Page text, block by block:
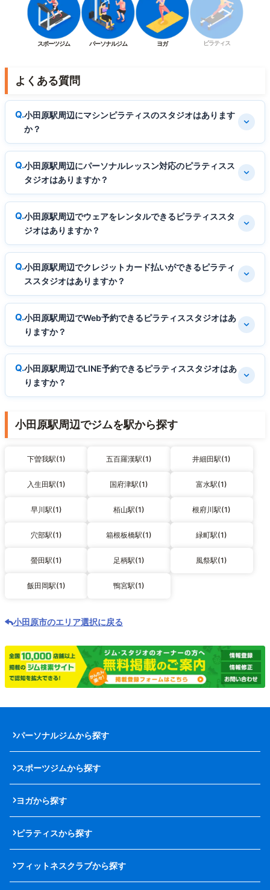
スポーツジム パーソナルジム ヨガ ピラティス
よくある質問
小田原駅周辺にマシンピラティスのスタジオはあります
か？
小田原駅周辺にパーソナルレッスン対応のピラティスス
タジオはありますか？
小田原駅周辺でウェアをレンタルできるピラティススタ
ジオはありますか？
小田原駅周辺でクレジットカード払いができるピラティ
ススタジオはありますか？
小田原駅周辺でWeb予約できるピラティススタジオはあ
りますか？
小田原駅周辺でLINE予約できるピラティススタジオはあ
りますか？
小田原駅周辺でジムを駅から探す
下曽我駅(1) 五百羅漢駅(1) 井細田駅(1)
入生田駅(1) 国府津駅(1) 富水駅(1)
早川駅(1) 栢山駅(1) 根府川駅(1)
穴部駅(1) 箱根板橋駅(1) 緑町駅(1)
螢田駅(1) 足柄駅(1) 風祭駅(1)
飯田岡駅(1) 鴨宮駅(1)
小田原市のエリア選択に戻る
パーソナルジムから探す
スポーツジムから探す
ヨガから探す
ピラティスから探す
フィットネスクラブから探す